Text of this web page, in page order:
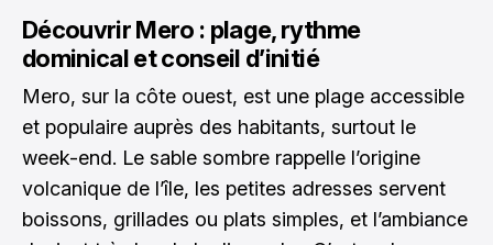
Découvrir Mero : plage, rythme
dominical et conseil d’initié
Mero, sur la côte ouest, est une plage accessible
et populaire auprès des habitants, surtout le
week-end. Le sable sombre rappelle l’origine
volcanique de l’île, les petites adresses servent
boissons, grillades ou plats simples, et l’ambiance